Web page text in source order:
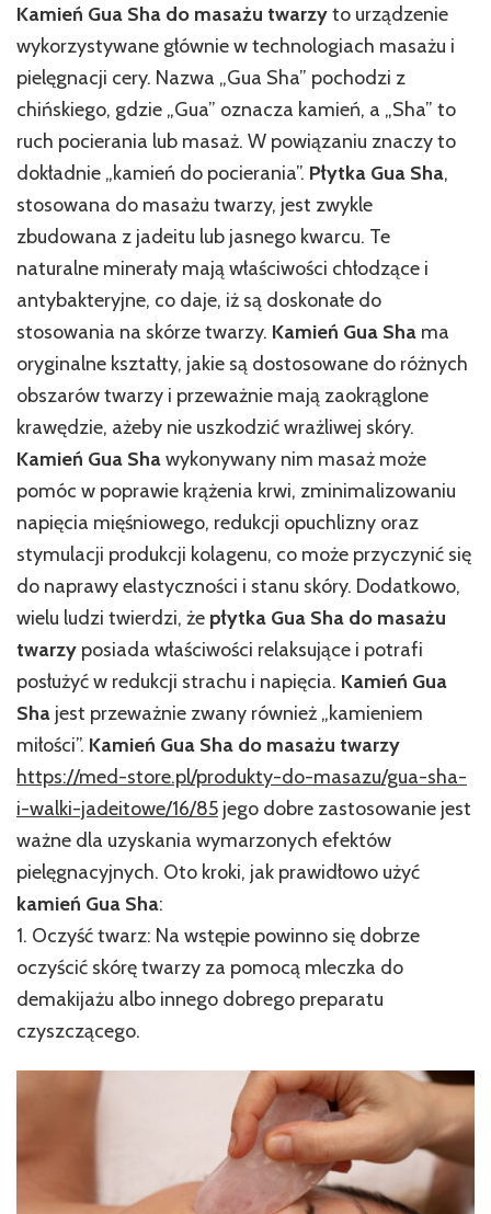
Kamień Gua Sha do masażu twarzyto urządzenie
wykorzystywane głównie w technologiach masażu i
pielęgnacji cery. Nazwa „Gua Sha” pochodzi z
chińskiego, gdzie „Gua” oznacza kamień, a „Sha” to
ruch pocierania lub masaż. W powiązaniu znaczy to
dokładnie „kamień do pocierania”. Płytka Gua Sha,
stosowana do masażu twarzy, jest zwykle
zbudowana z jadeitu lub jasnego kwarcu. Te
naturalne minerały mają właściwości chłodzące i
antybakteryjne, co daje, iż są doskonałe do
stosowania na skórze twarzy. Kamień Gua Sha ma
oryginalne kształty, jakie są dostosowane do różnych
obszarów twarzy i przeważnie mają zaokrąglone
krawędzie, ażeby nie uszkodzić wrażliwej skóry.
Kamień Gua Shawykonywany nim masaż może
pomóc w poprawie krążenia krwi, zminimalizowaniu
napięcia mięśniowego, redukcji opuchlizny oraz
stymulacji produkcji kolagenu, co może przyczynić się
do naprawy elastyczności i stanu skóry. Dodatkowo,
wielu ludzi twierdzi, że płytka Gua Sha do masażu
twarzy posiada właściwości relaksujące i potrafi
posłużyć w redukcji strachu i napięcia. Kamień Gua
Sha jest przeważnie zwany również „kamieniem
miłości”. Kamień Gua Sha do masażu twarzy
https://med-store.pl/produkty-do-masazu/gua-sha-
i-walki-jadeitowe/16/85 jego dobre zastosowanie jest
ważne dla uzyskania wymarzonych efektów
pielęgnacyjnych. Oto kroki, jak prawidłowo użyć
kamień Gua Sha:
1. Oczyść twarz: Na wstępie powinno się dobrze
oczyścić skórę twarzy za pomocą mleczka do
demakijażu albo innego dobrego preparatu
czyszczącego.